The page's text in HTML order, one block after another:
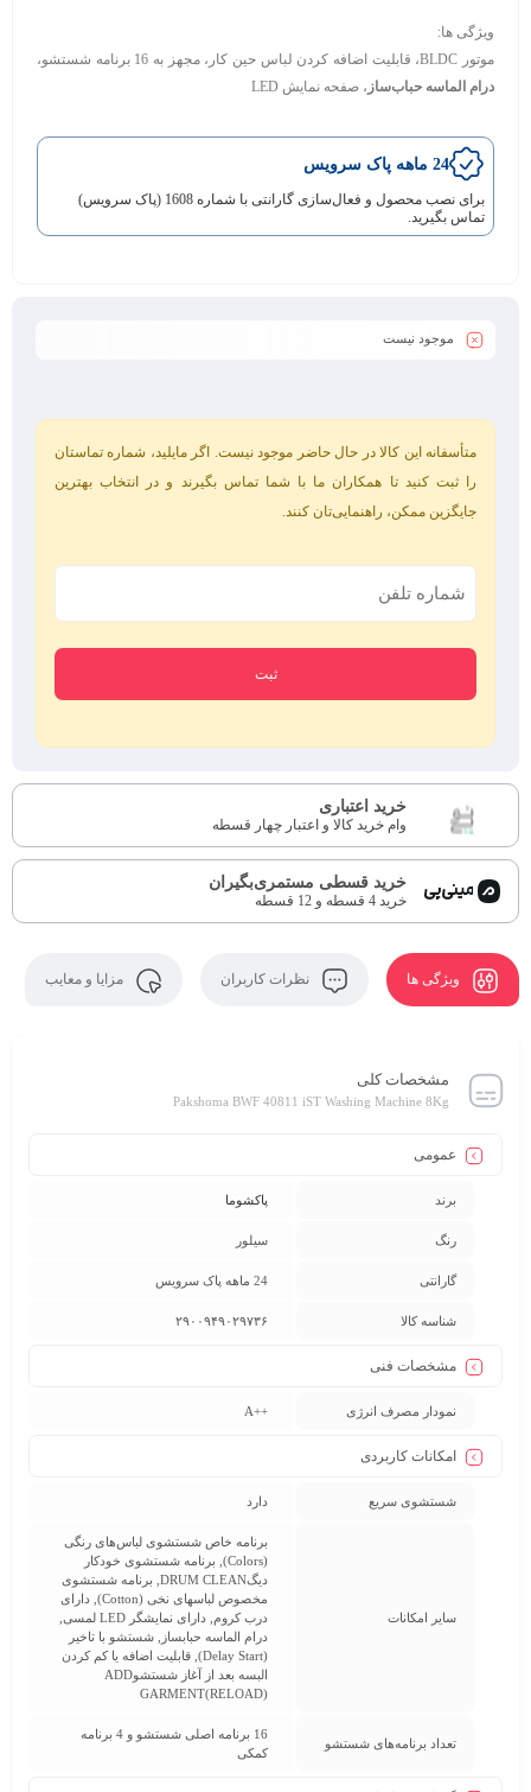
ویژگی ها:
موتور BLDC
، قابلیت اضافه کردن لباس حین کار، مجهز به 16 برنامه شستشو،
درام الماسه حباب‌ساز ، صفحه نمایش LED
24 ماهه پاک سرویس
برای نصب محصول و فعال‌سازی گارانتی با شماره 1608 (پاک سرویس)
تماس بگیرید.
موجود نیست
متأسفانه این کالا در حال حاضر موجود نیست. اگر مایلید، شماره تماستان
را ثبت کنید تا همکاران ما با شما تماس بگیرند و در انتخاب بهترین
جایگزین ممکن، راهنمایی‌تان کنند.
خرید اعتباری
وام خرید کالا و اعتبار چهار قسطه
خرید قسطی مستمری‌بگیران
خرید 4 قسطه و 12 قسطه
ویژگی ها نظرات کاربران مزایا و معایب
مشخصات کلی
Pakshoma BWF 40811 iST Washing Machine 8Kg
عمومی
برند پاکشوما
رنگ سیلور
گارانتی 24 ماهه پاک سرویس
شناسه کالا ۲۹۰۰۹۴۹۰۲۹۷۳۶
مشخصات فنی
نمودار مصرف انرژی ++A
امکانات کاربردی
شستشوی سریع دارد
سایر امکانات
برنامه خاص شستشوی لباس‌های رنگی
(Colors), برنامه شستشوی خودکار
دیگDRUM CLEAN, برنامه شستشوی
مخصوص لباسهای نخی (Cotton), دارای
درب کروم, دارای نمایشگر LED لمسی,
درام الماسه حبابساز, شستشو با تاخیر
(Delay Start), قابلیت اضافه یا کم کردن
البسه بعد از آغاز شستشوADD
GARMENT(RELOAD)
تعداد برنامه‌های شستشو
16 برنامه اصلی شستشو و 4 برنامه
کمکی